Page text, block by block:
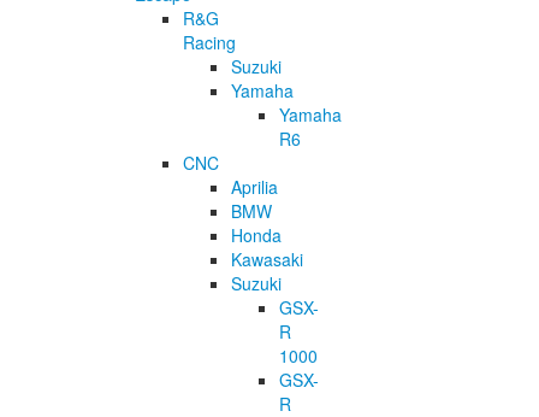
R&G
Racing
Suzuki
Yamaha
Yamaha
R6
CNC
Aprilia
BMW
Honda
Kawasaki
Suzuki
GSX-
R
1000
GSX-
R